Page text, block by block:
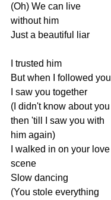
(Oh) We can live
without him
Just a beautiful liar
trusted him
But when followed you
saw you together
( didn't know about you
then 'till saw you with
him again)
walked in on your love
scene
Slow dancing
(You stole everything